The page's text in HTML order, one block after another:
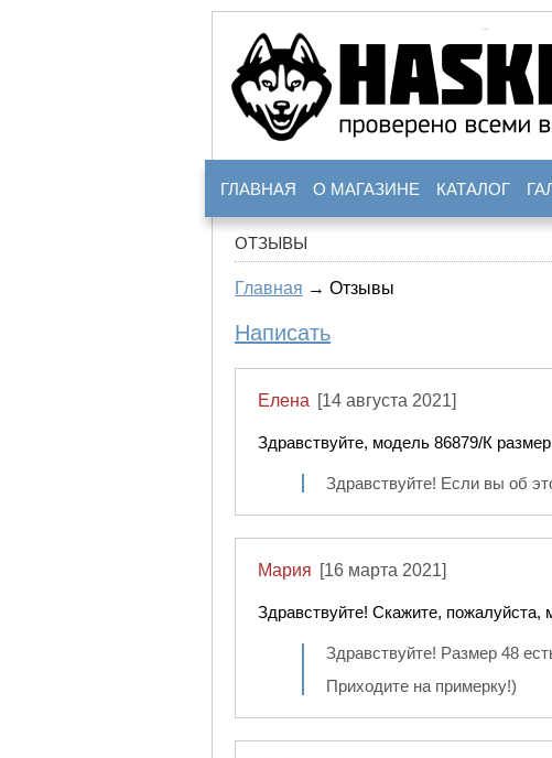
ГЛАВНАЯ О МАГАЗИНЕ КАТАЛОГ
ОТЗЫВЫ
Главная → Отзывы
Написать
Елена [14 августа 2021]
Здравствуйте, модель 86879/К
Здравствуйте! Если вы об
Мария [16 марта 2021]
Здравствуйте! Скажите, пожалуйста,
Здравствуйте! Размер 48
Приходите на примерку!)